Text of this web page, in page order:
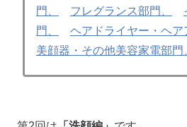
門、
フレグランス部門、
門、
ヘアドライヤー・ヘア
美顔器・その他美容家電部門